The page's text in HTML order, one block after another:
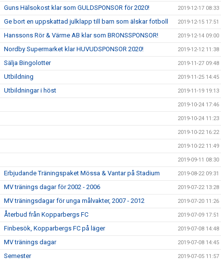
Guns Hälsokost klar som GULDSPONSOR för 2020! 2019-12-17 08:33
Ge bort en uppskattad julklapp till barn som älskar fotboll 2019-12-15 17:51
Hanssons Rör & Värme AB klar som BRONSSPONSOR! 2019-12-14 09:00
Nordby Supermarket klar HUVUDSPONSOR 2020! 2019-12-12 11:38
Sälja Bingolotter 2019-11-27 09:48
Utbildning 2019-11-25 14:45
Utbildningar i höst 2019-11-19 19:13
2019-10-24 17:46
2019-10-24 11:23
2019-10-22 16:22
2019-10-22 11:49
2019-09-11 08:30
Erbjudande Träningspaket Mössa & Vantar på Stadium 2019-08-22 09:31
MV tränings dagar för 2002 - 2006 2019-07-22 13:28
MV träningsdagar för unga målvakter, 2007 - 2012 2019-07-20 11:26
Återbud från Kopparbergs FC 2019-07-09 17:51
Finbesök, Kopparbergs FC på läger 2019-07-08 14:48
MV tränings dagar 2019-07-08 14:45
Semester 2019-07-05 11:57